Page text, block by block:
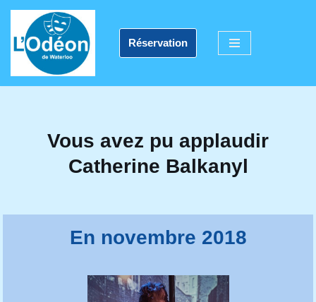
Aller
au
contenu
Réservation
Vous avez pu applaudir
Catherine Balkanyl
En novembre 2018